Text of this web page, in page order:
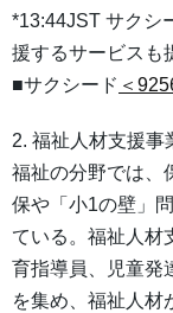
*13:44JST サクシ
援するサービスも
■サクシード ＜
2. 福祉人材支援事
福祉の分野では、
保や「小1の壁」
ている。福祉人材
育指導員、児童発
を集め、福祉人材